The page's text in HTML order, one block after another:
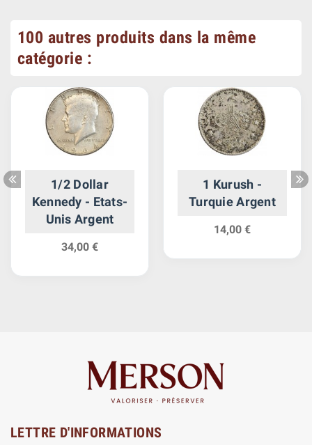
100 autres produits dans la même
catégorie :
1/2 Dollar
Kennedy - Etats-
Unis Argent
34,00 €
1 Kurush -
Turquie Argent
14,00 €
LETTRE D'INFORMATIONS